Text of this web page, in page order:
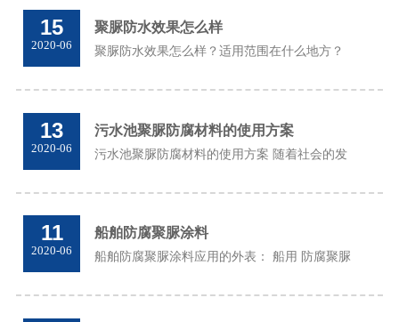
构...
15
2020-06
聚脲防水效果怎么样
聚脲防水效果怎么样？适用范围在什么地方？
防水。 2） 聚脲防水 对混凝土支承平台，码头，
其他...
13
2020-06
污水池聚脲防腐材料的使用方案
污水池聚脲防腐材料的使用方案 随着社会的发
能已成为当务之急。 上图：污水池聚脲防腐材料
污...
11
2020-06
船舶防腐聚脲涂料
船舶防腐聚脲涂料应用的外表： 船用 防腐聚脲
国经济强劲增长的推动下，近年来中国涂料行业